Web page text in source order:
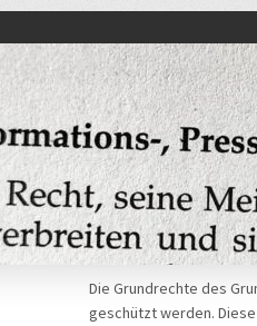
Die Grundrechte des
geschützt werden.